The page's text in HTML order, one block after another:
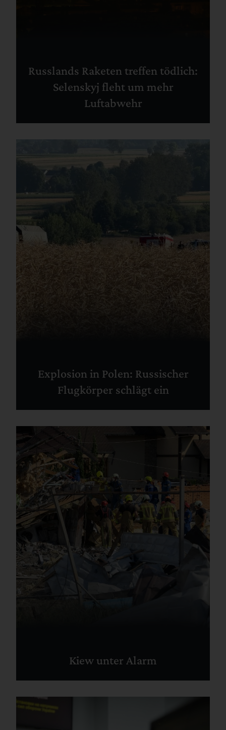
Russlands Raketen treffen tödlich:
Selenskyj fleht um mehr
Luftabwehr
Explosion in Polen: Russischer
Flugkörper schlägt ein
Kiew unter Alarm